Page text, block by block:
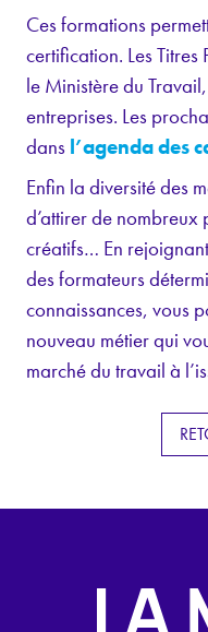
Ces formations
certification. Les
le Ministère du
entreprises. Les
dans l’agenda des
Enfin la diversité des
d’attirer de nombreux
créatifs… En
des formateurs
connaissances, vous
nouveau métier qui
marché du travail à